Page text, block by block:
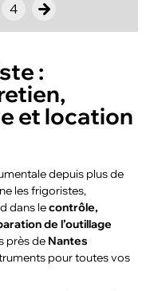
4
:
et location
depuis plus de
les frigoristes,
dans lecontrôle,
de l’outillage
près de Nantes
pour toutes vos